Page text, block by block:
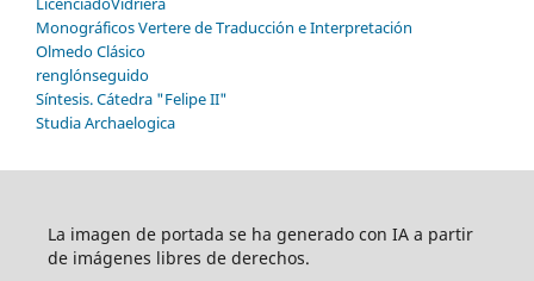
Monográficos Vertere de Traducción e Interpretación
Olmedo Clásico
renglónseguido
Síntesis. Cátedra "Felipe II"
Studia Archaelogica
La imagen de portada se ha generado con IA a partir
de imágenes libres de derechos.